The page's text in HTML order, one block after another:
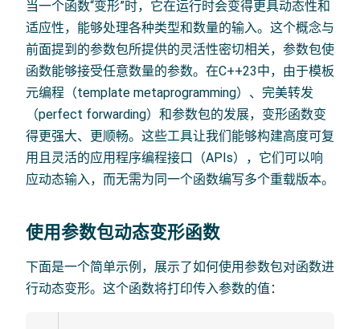
当一个函数“变形”时，它在运行时会变得更具动态性和
适应性，能够处理各种类型和数量的输入。这个概念与
前面提到的参数包所提供的灵活性密切相关，参数包使
函数能够接受任意数量的参数。在C++23中，由于模板
元编程（template metaprogramming）、完美转发
（perfect forwarding）和参数包的发展，变形函数变
得更强大、更顺畅。这些工具让我们能够构建高度可复
用且灵活的应用程序编程接口（APIs），它们可以响
应动态输入，而无需为同一个函数编写多个重载版本。
使用参数包动态变形函数
下面是一个简单示例，展示了如何使用参数包对函数进
行动态变形。这个函数将打印传入参数的值：